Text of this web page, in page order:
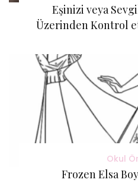
Eşinizi veya
Üzerinden Kontrol
Okul
Frozen Elsa